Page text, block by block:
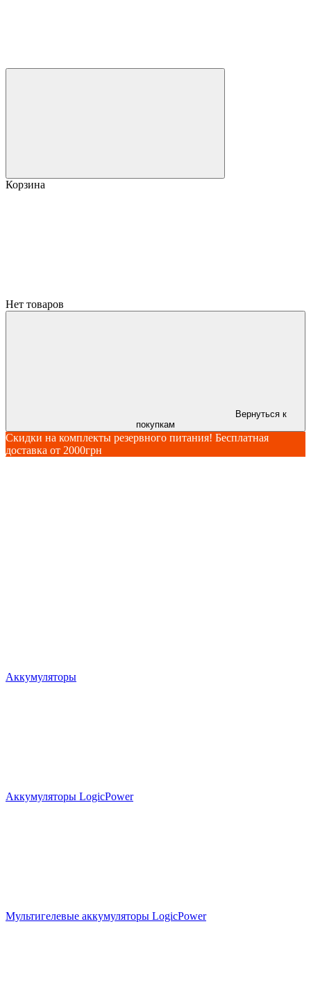
Корзина
Нет товаров
Вернуться к
покупкам
Скидки на комплекты резервного питания! Бесплатная
доставка от 2000грн
Аккумуляторы
Аккумуляторы LogicPower
Мультигелевые аккумуляторы LogicPower